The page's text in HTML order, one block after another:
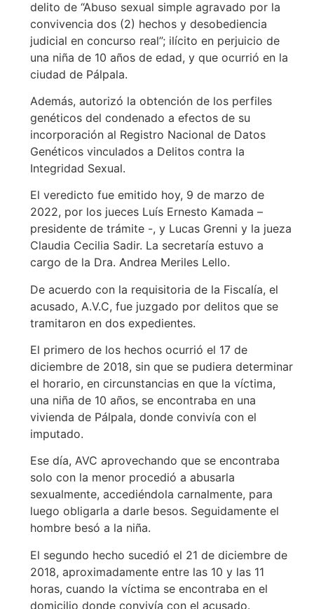
delito de “Abuso sexual simple agravado por la
convivencia dos (2) hechos y desobediencia
judicial en concurso real”; ilícito en perjuicio de
una niña de 10 años de edad, y que ocurrió en la
ciudad de Pálpala.
Además, autorizó la obtención de los perfiles
genéticos del condenado a efectos de su
incorporación al Registro Nacional de Datos
Genéticos vinculados a Delitos contra la
Integridad Sexual.
El veredicto fue emitido hoy, 9 de marzo de
2022, por los jueces Luís Ernesto Kamada –
presidente de trámite -, y Lucas Grenni y la jueza
Claudia Cecilia Sadir. La secretaría estuvo a
cargo de la Dra. Andrea Meriles Lello.
De acuerdo con la requisitoria de la Fiscalía, el
acusado, A.V.C, fue juzgado por delitos que se
tramitaron en dos expedientes.
El primero de los hechos ocurrió el 17 de
diciembre de 2018, sin que se pudiera determinar
el horario, en circunstancias en que la víctima,
una niña de 10 años, se encontraba en una
vivienda de Pálpala, donde convivía con el
imputado.
Ese día, AVC aprovechando que se encontraba
solo con la menor procedió a abusarla
sexualmente, accediéndola carnalmente, para
luego obligarla a darle besos. Seguidamente el
hombre besó a la niña.
El segundo hecho sucedió el 21 de diciembre de
2018, aproximadamente entre las 10 y las 11
horas, cuando la víctima se encontraba en el
domicilio donde convivía con el acusado.